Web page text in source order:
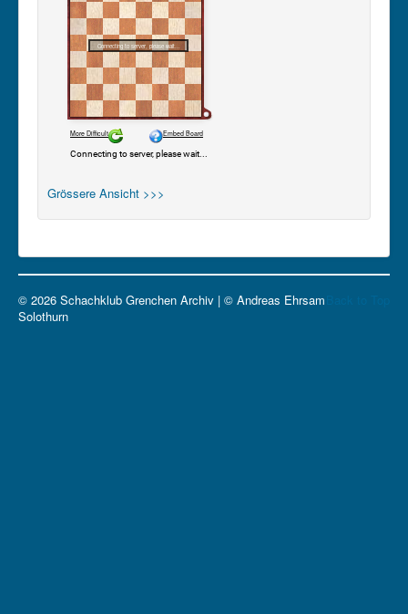
Grössere Ansicht >>>
© 2026 Schachklub Grenchen Archiv | © Andreas Ehrsam
Solothurn